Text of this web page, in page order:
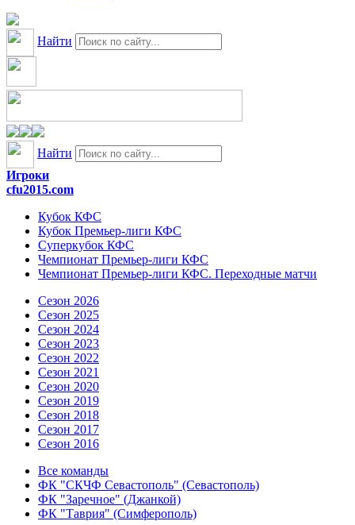
Найти
Найти
Игроки
cfu2015.com
Кубок КФС
Кубок Премьер-лиги КФС
Суперкубок КФС
Чемпионат Премьер-лиги КФС
Чемпионат Премьер-лиги КФС. Переходные матчи
Сезон 2026
Сезон 2025
Сезон 2024
Сезон 2023
Сезон 2022
Сезон 2021
Сезон 2020
Сезон 2019
Сезон 2018
Сезон 2017
Сезон 2016
Все команды
ФК "СКЧФ Севастополь" (Севастополь)
ФК "Заречное" (Джанкой)
ФК "Таврия" (Симферополь)